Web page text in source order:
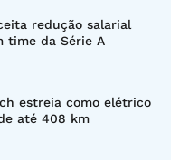
redução salarial
time da Série A
estreia como elétrico
até 408 km